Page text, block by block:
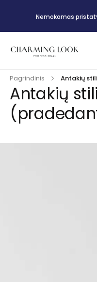
Nemokamas
Pagrindinis Antakių
Antakių